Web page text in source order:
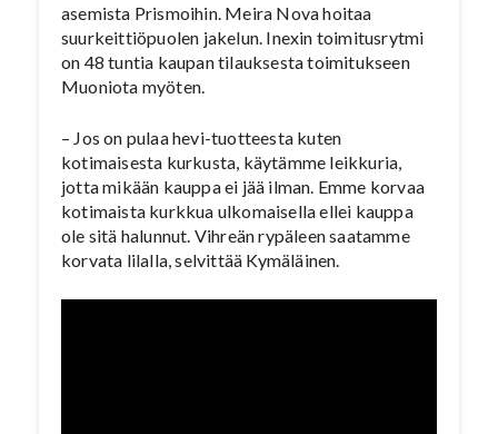
asemista Prismoihin. Meira Nova hoitaa
suurkeittiöpuolen jakelun. Inexin toimitusrytmi
on 48 tuntia kaupan tilauksesta toimitukseen
Muoniota myöten.
– Jos on pulaa hevi-tuotteesta kuten
kotimaisesta kurkusta, käytämme leikkuria,
jotta mikään kauppa ei jää ilman. Emme korvaa
kotimaista kurkkua ulkomaisella ellei kauppa
ole sitä halunnut. Vihreän rypäleen saatamme
korvata lilalla, selvittää Kymäläinen.